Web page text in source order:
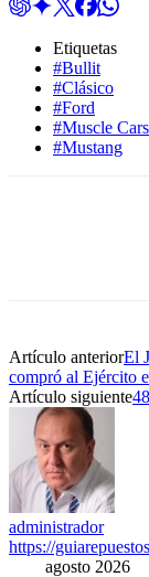
Etiquetas
#Bullit
#Clásico
#Ford
#Muscle Cars
#Mustang
Artículo anteriorEl
compró al Ejército
Artículo siguiente
administrador
https://
agosto 2026